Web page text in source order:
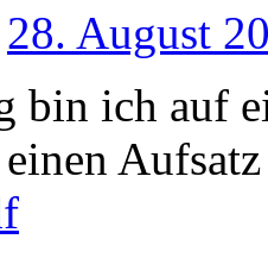
28. August
bin ich auf
einen